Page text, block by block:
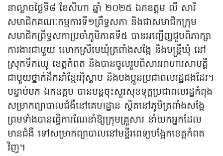
នាល្ងាចថ្ងៃទី៨ ខែសីហា ឆ្នាំ ២០២៥ ឯកឧត្តម លី សារី
សមាជិកគណៈកម្មការទី១ព្រឹទ្ធសភា និងជាសមាជិកក្រុម
សមាជិកព្រឹទ្ធសភាប្រចាំភូមិភាគទី៥ បានអញ្ជើញជួបពិភាក្សា
ការងារជាមួយ លោកស្រីមេឃុំត្រពាំងសង្កែ និងមន្ត្រីឃុំ នៅ
ស្រុកទឹកឈូ ខេត្តកំពត និងបានចូលរួមពិសារអាហារសាមគ្គី
ជាមួយថ្នាក់ដឹកនាំខ្មែរអ៉ិស្លាម និងបងប្អូនប្រជាពលរដ្ឋផងដែរ។
បន្ទាប់មក ឯកឧត្តម បានបន្តចុះសួរសុខទុក្ខប្រជាពលរដ្ឋកំពុង
សម្រាកព្យាបាលជំងឺនៅគេហដ្ឋាន ស្ថិតនៅភូមិត្រពាំងសង្កែ
ព្រមទាំងបានធ្វើការណែនាំឱ្យក្រុមគ្រួសារ នាំយកអ្នកដែល
មានជំងឺ ទៅសម្រាកព្យាបាលនៅមន្ទីរពេទ្យបង្អែកខេត្តកំពត
វិញ។